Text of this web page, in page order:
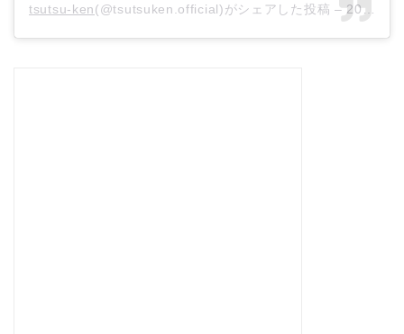
tsutsu-ken(@tsutsuken.official)がシェアした投稿 –2020年 7月月14日午前7時22分PDT